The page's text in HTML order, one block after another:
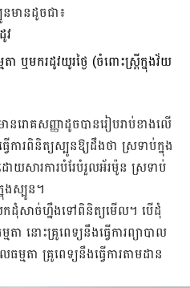
មានដូចជា៖
ា ឬមករដូវយូរថ្ងៃ (ចំពោះស្រ្តីក្នុងវ័យ
ានរោគសញ្ញាដូចបានរៀបរាប់ខាង​លើ
ើការពិនិត្យស្បូនឱ្យដឹងថា ស្រទាប់​ក្នុង​
ោយសារ​ការ​បំរែបំរួល​អ័រម៉ូន ស្រទាប់
ងស្បូន។
យកដុំសាច់ហ្នឹងទៅពិនិត្យមើល។ បើ​ដុំ​
នោះគ្រូពេទ្យនឹងធ្វើការព្យាបាល
មតា គ្រូពេទ្យនឹងធ្វើការតាមដាន